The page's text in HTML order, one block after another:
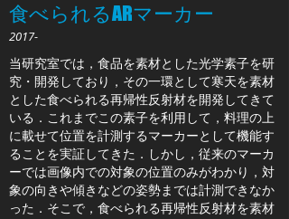
食べられるARマーカー
2017-
当研究室では，食品を素材とした光学素子を研
究・開発しており，その一環として寒天を素材
とした食べられる再帰性反射材を開発してきて
いる．これまでこの素子を利用して，料理の上
に載せて位置を計測するマーカーとして機能す
ることを実証してきた．しかし，従来のマーカ
ーでは画像内での対象の位置のみがわかり，対
象の向きや傾きなどの姿勢までは計測できなか
った．そこで，食べられる再帰性反射材を素材